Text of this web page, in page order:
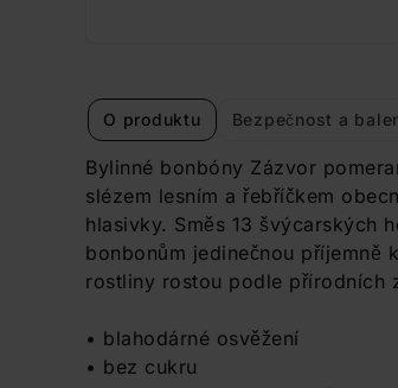
O produktu Bezpečnost a
Bylinné bonbóny Zázvor
slézem lesním a řebříčkem
hlasivky. Směs 13 švýcarských
bonbonům jedinečnou příjemně
rostliny rostou podle přírodních
• blahodárné osvěžení
• bez cukru